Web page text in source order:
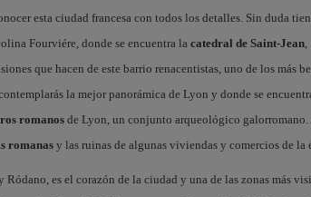
esta ciudad francesa con todos los detalles. Sin duda
Fourviére, donde se encuentra la catedral de Saint-Jean,
que hacen de este barrio renacentistas, uno de los más
la mejor panorámica de Lyon y donde se
romanosde Lyon, un conjunto arqueológico galorromano.
romanasy las ruinas de algunas viviendas y comercios de la
es el corazón de la ciudad y una de las zonas más